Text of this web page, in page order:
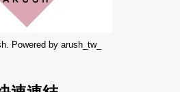
Powered by arush_tw_